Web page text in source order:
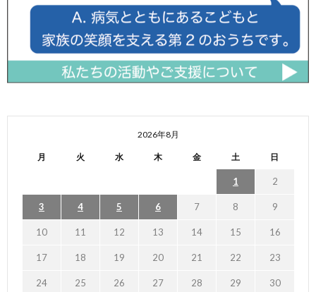
2026年8月
月 火 水 木 金 土 日
1 2
3 4 5 6 7 8 9
10 11 12 13 14 15 16
17 18 19 20 21 22 23
24 25 26 27 28 29 30